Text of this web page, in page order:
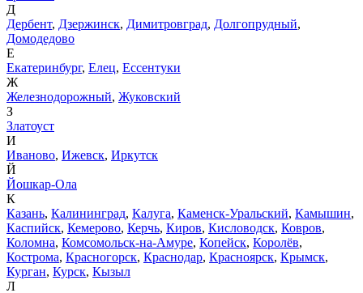
Д
Дербент, Дзержинск, Димитровград, Долгопрудный,
Домодедово
Е
Екатеринбург, Елец, Ессентуки
Ж
Железнодорожный, Жуковский
З
Златоуст
И
Иваново, Ижевск, Иркутск
Й
Йошкар-Ола
К
Казань, Калининград, Калуга, Каменск-Уральский, Камышин,
Каспийск, Кемерово, Керчь, Киров, Кисловодск, Ковров,
Коломна, Комсомольск-на-Амуре, Копейск, Королёв,
Кострома, Красногорск, Краснодар, Красноярск, Крымск,
Курган, Курск, Кызыл
Л